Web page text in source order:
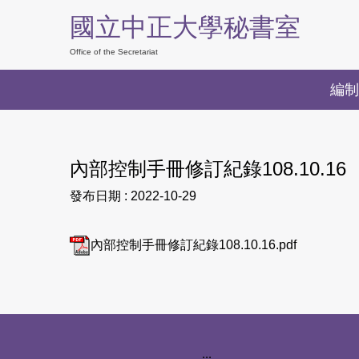
要
容
國立中正大學秘書室
Office of the Secretariat
編制
內部控制手冊修訂紀錄108.10.16
發布日期 : 2022-10-29
內部控制手冊修訂紀錄108.10.16.pdf